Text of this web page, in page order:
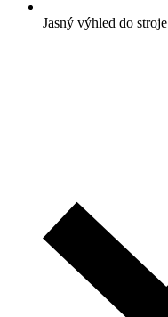
Jasný výhled do stroje